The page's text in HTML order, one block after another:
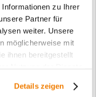
zu Ihrer
Partner für
weiter. Unsere
möglicherweise mit
ihnen bereitgestellt
Details zeigen
Anfertigung vom
Rückgabe